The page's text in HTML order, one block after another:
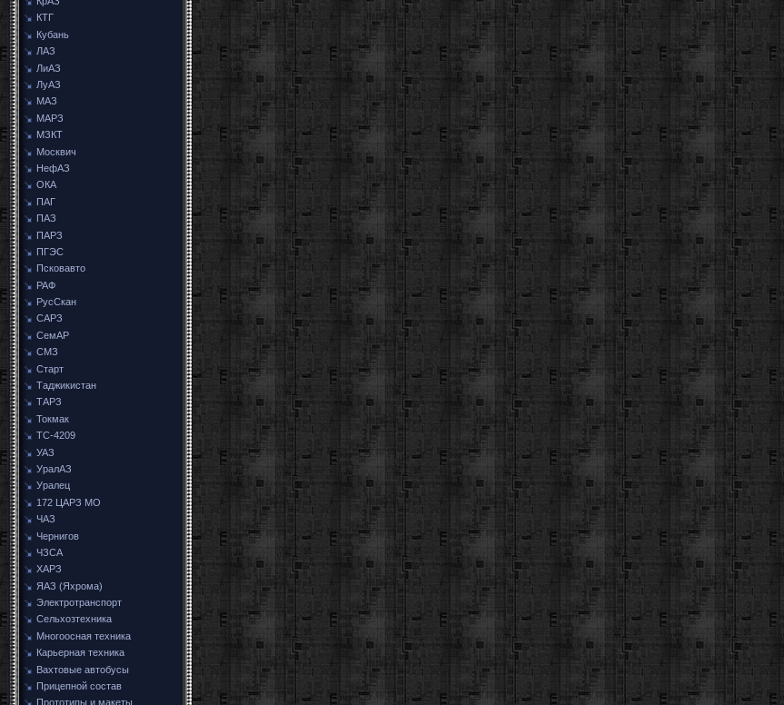
КТГ
Кубань
ЛАЗ
ЛиАЗ
ЛуАЗ
МАЗ
МАРЗ
МЗКТ
Москвич
НефАЗ
ОКА
ПАГ
ПАЗ
ПАРЗ
ПГЭС
Псковавто
РАФ
РусСкан
САРЗ
СемАР
СМЗ
Старт
Таджикистан
ТАРЗ
Токмак
ТС-4209
УАЗ
УралАЗ
Уралец
172 ЦАРЗ МО
ЧАЗ
Чернигов
ЧЗСА
ХАРЗ
ЯАЗ (Яхрома)
Электротранспорт
Сельхозтехника
Многоосная техника
Карьерная техника
Вахтовые автобусы
Прицепной состав
Прототипы и макеты